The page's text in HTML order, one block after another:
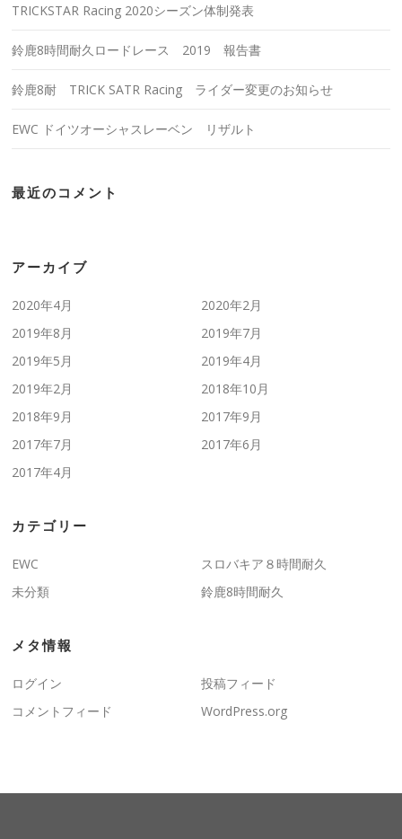
TRICKSTAR Racing 2020シーズン体制発表
鈴鹿8時間耐久ロードレース 2019 報告書
鈴鹿8耐 TRICK SATR Racing ライダー変更のお知らせ
EWC ドイツオーシャスレーベン リザルト
最近のコメント
アーカイブ
2020年4月
2020年2月
2019年8月
2019年7月
2019年5月
2019年4月
2019年2月
2018年10月
2018年9月
2017年9月
2017年7月
2017年6月
2017年4月
カテゴリー
EWC
スロバキア８時間耐久
未分類
鈴鹿8時間耐久
メタ情報
ログイン
投稿フィード
コメントフィード
WordPress.org